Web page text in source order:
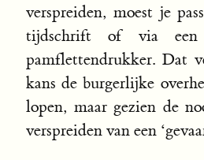
verspreiden, moest je
tijdschrift of via
pamflettendrukker. Dat
kans de burgerlijke
lopen, maar gezien de
verspreiden van een